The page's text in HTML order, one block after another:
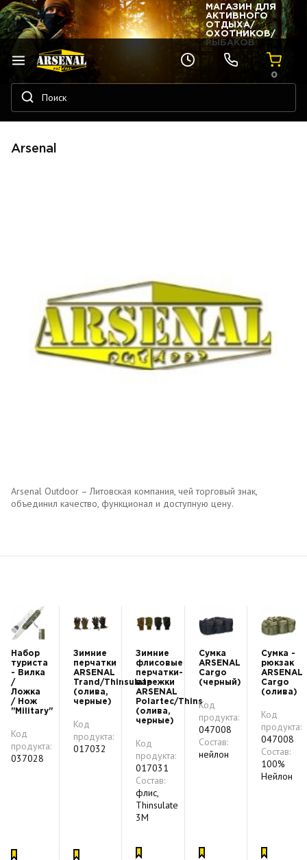
МАГАЗИН ДЛЯ
АКТИВНОГО
ОТДЫХА/
ОХОТНИКОВ/
РЫБАКОВ
0
Arsenal
Arsenal Outdoor – Литовская компания, чей торговый знак,
объединил качество, функционал и доступную цену.
Набор
туриста
- Вилка
/
Ложка
/ Нож
''Military''
Код
продукта:
037028
Зимние
перчатки
ARSENAL
Trand/Thinsulate
(олива,
черные)
Код
продукта:
017032
Зимние
флисовые
перчатки-
варежки
ARSENAL
Polartec/Thins
(олива,
черные)
Код
продукта:
017031
Состав:
флис,
Thinsulate
3M
Сумка
ARSENAL
Cargo
(черный)
Код
продукта:
047008
Состав:
нейлон
Сумка -
рюкзак
ARSENAL
Cargo
(олива)
Код
продукта:
047008
Состав:
100%
Нейлон